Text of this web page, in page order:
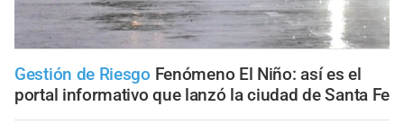
Gestión de Riesgo Fenómeno El Niño: así es el
portal informativo que lanzó la ciudad de Santa Fe